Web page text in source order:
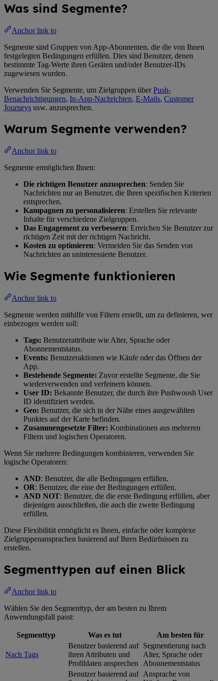
Was sind Segmente?
Anchor link to
Segmente sind Gruppen von App-Abonnenten, die die von Ihnen
festgelegten Bedingungen erfüllen. Dies sind Benutzer, denen
bestimmte Tag-Werte ihren Geräten und/oder Benutzer-IDs
zugewiesen wurden.
Verwenden Sie Segmente, um Zielgruppen überPush-
Benachrichtigungen, In-App-Nachrichten, E-Mails, Customer
Journeys usw. anzusprechen.
Warum Segmente verwenden?
Anchor link to
Segmente ermöglichen Ihnen:
Die richtigen Benutzer anzusprechen: Senden Sie
Nachrichten nur an Benutzer, die Ihren spezifischen Kriterien
entsprechen.
Kampagnen zu personalisieren: Erstellen Sie relevante
Inhalte für verschiedene Zielgruppen.
Das Engagement zu verbessern: Erreichen Sie Benutzer zur
richtigen Zeit mit der richtigen Nachricht.
Kosten zu optimieren: Vermeiden Sie das Senden von
Nachrichten an uninteressierte Benutzer.
Wie Segmente funktionieren
Anchor link to
Segmente werden mithilfe von Filtern erstellt, um zu definieren, wer
einbezogen werden soll:
Tags: Benutzerattribute wie Alter, Sprache oder
Abonnementstatus.
Events: Benutzeraktionen wie Käufe oder das Öffnen der
App.
Bestehende Segmente: Zuvor erstellte Segmente, die Sie
wiederverwenden und verfeinern können.
User ID: Bekannte Benutzer, die durch ihre Pushwoosh User
ID identifiziert werden.
Geo: Benutzer, die sich in der Nähe eines ausgewählten
Punktes auf der Karte befinden.
Zusammengesetzte Filter: Kombinationen aus mehreren
Filtern und logischen Operatoren.
Wenn Sie mehrere Bedingungen kombinieren, verwenden Sie
logische Operatoren:
AND: Benutzer, die alle Bedingungen erfüllen.
OR: Benutzer, die eine der Bedingungen erfüllen.
AND NOT: Benutzer, die die erste Bedingung erfüllen, aber
diejenigen ausschließen, die auch die zweite Bedingung
erfüllen.
Diese Flexibilität ermöglicht es Ihnen, einfache oder komplexe
Zielgruppenansprachen basierend auf Ihren Bedürfnissen zu
erstellen.
Segmenttypen auf einen Blick
Anchor link to
Wählen Sie den Segmenttyp, der am besten zu Ihrem
Anwendungsfall passt:
Segmenttyp Was es tut Am besten für
Nach Tags
Benutzer basierend auf
ihren Attributen und
Profildaten ansprechen
Segmentierung nach
Alter, Sprache oder
Abonnementstatus
Benutzer basierend auf Ansprache von